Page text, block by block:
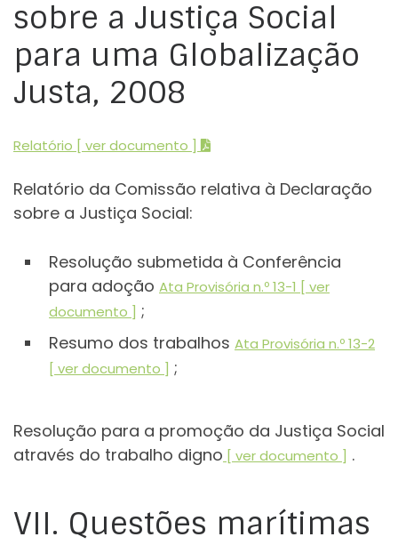
sobre a Justiça Social
para uma Globalização
Justa, 2008
Relatório [ ver documento ]
Relatório da Comissão relativa à Declaração
sobre a Justiça Social:
Resolução submetida à Conferência
para adoção Ata Provisória n.º 13-1 [ ver
documento ] ;
Resumo dos trabalhos Ata Provisória n.º 13-2
[ ver documento ] ;
Resolução para a promoção da Justiça Social
através do trabalho digno [ ver documento ] .
VII. Questões marítimas